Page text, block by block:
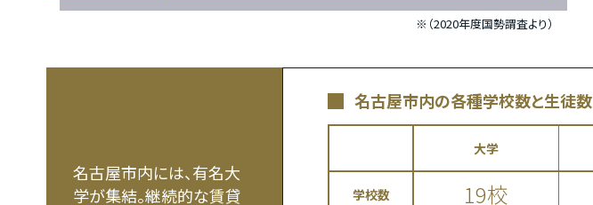
※（2020年度国勢謂査より）
名古屋市内には、有名大
学が集結。継続的な賃貸
名古屋市内の各種学校数と生徒数
大学
学校数 19校